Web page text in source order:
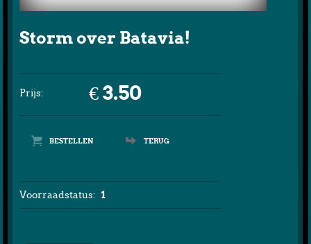
Storm over Batavia!
Prijs: € 3.50
TERUG
Voorraadstatus: 1